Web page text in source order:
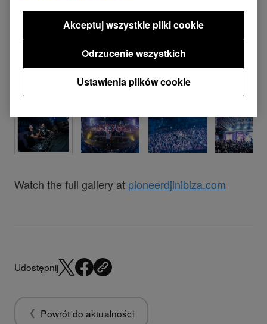
Watch the full gallery at pioneerdjinibiza.com
Udostępnij
Powrót do aktualności
Ustawienia plików cookie
Odrzucenie wszystkich
Akceptuj wszystkie pliki cookie